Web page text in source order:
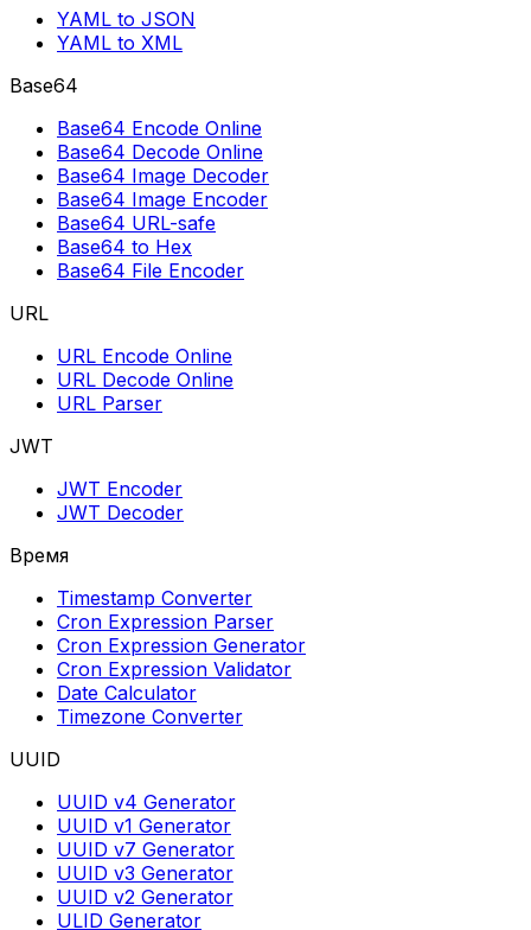
YAML to JSON
YAML to XML
Base64
Base64 Encode Online
Base64 Decode Online
Base64 Image Decoder
Base64 Image Encoder
Base64 URL-safe
Base64 to Hex
Base64 File Encoder
URL
URL Encode Online
URL Decode Online
URL Parser
JWT
JWT Encoder
JWT Decoder
Время
Timestamp Converter
Cron Expression Parser
Cron Expression Generator
Cron Expression Validator
Date Calculator
Timezone Converter
UUID
UUID v4 Generator
UUID v1 Generator
UUID v7 Generator
UUID v3 Generator
UUID v2 Generator
ULID Generator